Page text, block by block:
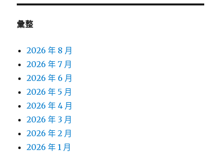
彙整
2026 年 8 月
2026 年 7 月
2026 年 6 月
2026 年 5 月
2026 年 4 月
2026 年 3 月
2026 年 2 月
2026 年 1 月